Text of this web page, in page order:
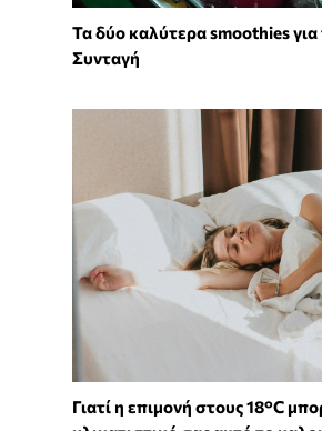
Τα δύο καλύτερα smoothies
Συνταγή
Γιατί η επιμονή στους 18°C